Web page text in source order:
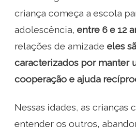
criança começa a escola
adolescência, entre 6 e 12
relações de amizade eles
caracterizados por manter
cooperação e ajuda
Nessas idades, as crianças
entender os outros,